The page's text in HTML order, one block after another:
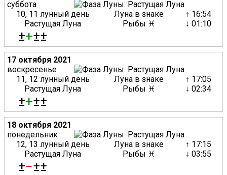
суббота
10, 11 лунный день
Растущая Луна
Луна в знаке
Рыбы ♓
↑ 16:54
↓ 01:10
±+±±
17 октября 2021
воскресенье
11, 12 лунный день
Растущая Луна
Луна в знаке
Рыбы ♓
↑ 17:05
↓ 02:34
±+±±
18 октября 2021
понедельник
12, 13 лунный день
Растущая Луна
Луна в знаке
Рыбы ♓
↑ 17:15
↓ 03:55
±−±±